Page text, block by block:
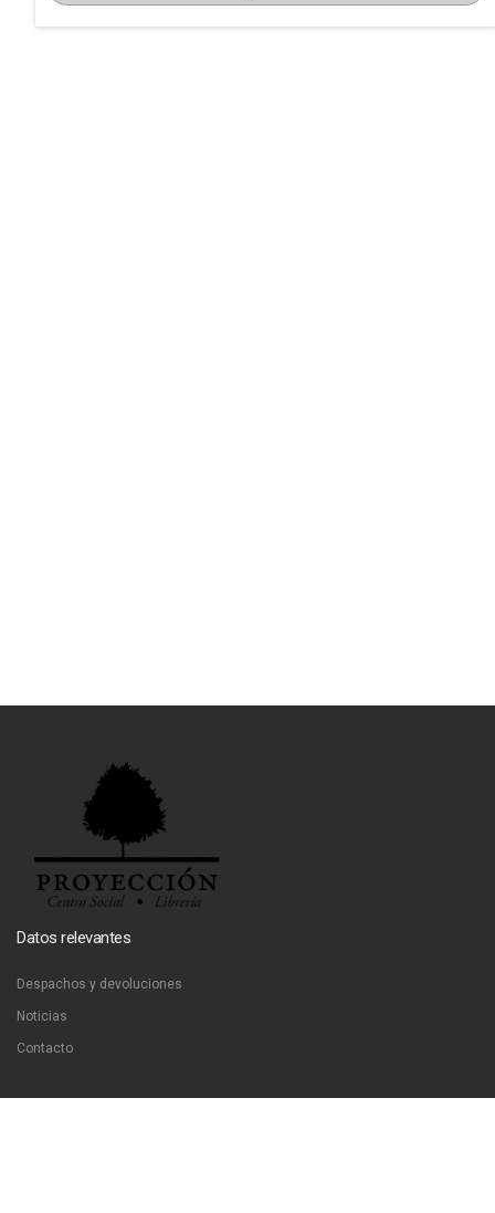
Datos relevantes
Despachos y devoluciones
Noticias
Contacto